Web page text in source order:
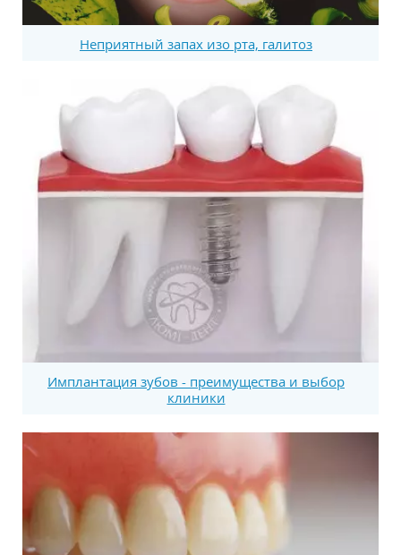
Неприятный запах изо рта, галитоз
Имплантация зубов - преимущества и выбор
клиники